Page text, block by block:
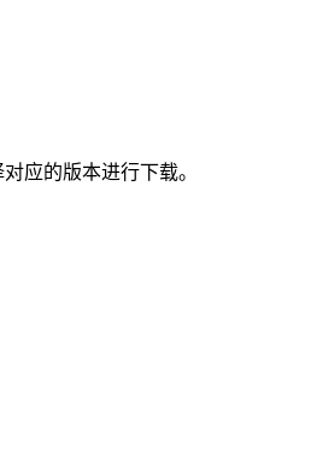
应的版本进行下载。